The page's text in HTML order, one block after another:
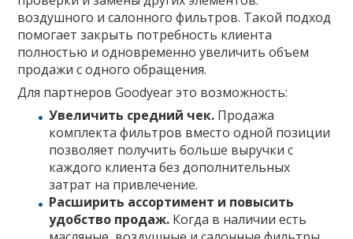
воздушного и салонного фильтров. Такой подход
помогает закрыть потребность клиента
полностью и одновременно увеличить объем
продажи с одного обращения.
Для партнеров Goodyear это возможность:
Увеличить средний чек. Продажа
комплекта фильтров вместо одной позиции
позволяет получить больше выручки с
каждого клиента без дополнительных
затрат на привлечение.
Расширить ассортимент и повысить
удобство продаж. Когда в наличии есть